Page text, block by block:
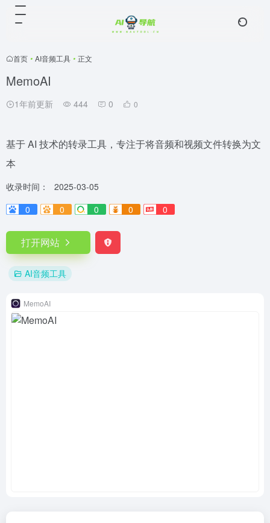
首页 • AI音频工具 • 正文
MemoAI
1年前更新 444 0 0
基于 AI 技术的转录工具，专注于将音频和视频文件转换为文
本
收录时间：
2025-03-05
0
0 0 0 0
打开网站
AI音频工具
MemoAI